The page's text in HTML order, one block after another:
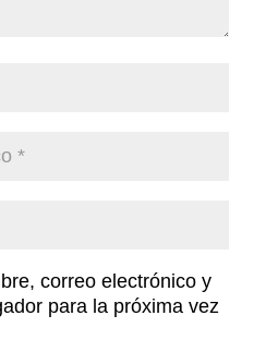
correo electrónico y
para la próxima vez